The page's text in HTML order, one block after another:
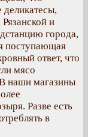
и
города,
поступающая
ответ, что
мясо
наши магазины
Разве есть
в